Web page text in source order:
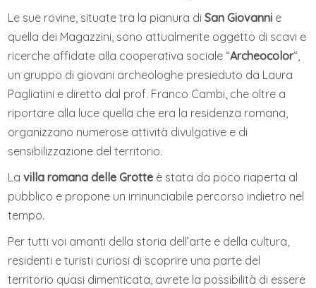
Le sue rovine, situate tra la pianura diSan Giovanni e
quella dei Magazzini, sono attualmente oggetto di scavi e
ricerche affidate alla cooperativa sociale “Archeocolor“,
un gruppo di giovani archeologhe presieduto da Laura
Pagliatini e diretto dal prof. Franco Cambi, che oltre a
riportare alla luce quella che era la residenza romana,
organizzano numerose attività divulgative e di
sensibilizzazione del territorio.
Lavilla romana delle Grotte è stata da poco riaperta al
pubblico e propone un irrinunciabile percorso indietro nel
tempo.
Per tutti voi amanti della storia dell’arte e della cultura,
residenti e turisti curiosi di scoprire una parte del
territorio quasi dimenticata, avrete la possibilità di essere